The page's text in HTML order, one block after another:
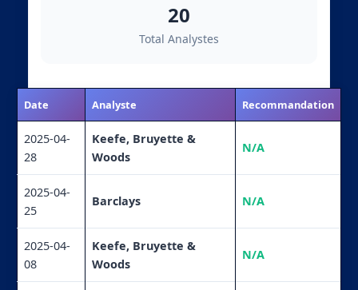
20
Total Analystes
Date Analyste Recommandation
2025-04-
28
Keefe, Bruyette &
Woods
N/A
2025-04-
25
Barclays N/A
2025-04-
08
Keefe, Bruyette &
Woods
N/A